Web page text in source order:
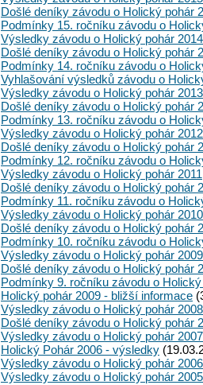
Došlé deníky závodu o Holický pohár
Podmínky 15. ročníku závodu o
Výsledky závodu o Holický pohár 2014
Došlé deníky závodu o Holický pohár
Podmínky 14. ročníku závodu o
Vyhlašování výsledků závodu o
Výsledky závodu o Holický pohár 2013
Došlé deníky závodu o Holický pohár
Podmínky 13. ročníku závodu o
Výsledky závodu o Holický pohár 2012
Došlé deníky závodu o Holický pohár
Podmínky 12. ročníku závodu o
Výsledky závodu o Holický pohár 2011
Došlé deníky závodu o Holický pohár
Podmínky 11. ročníku závodu o
Výsledky závodu o Holický pohár 2010
Došlé deníky závodu o Holický pohár
Podmínky 10. ročníku závodu o
Výsledky závodu o Holický pohár 2009
Došlé deníky závodu o Holický pohár
Podmínky 9. ročníku závodu o
Holický pohár 2009 - bližší informace
Výsledky závodu o Holický pohár 2008
Došlé deníky závodu o Holický pohár
Výsledky závodu o Holický pohár 2007
Holický Pohár 2006 - výsledky
Výsledky závodu o Holický pohár 2006
Výsledky závodu o Holický pohár 2005